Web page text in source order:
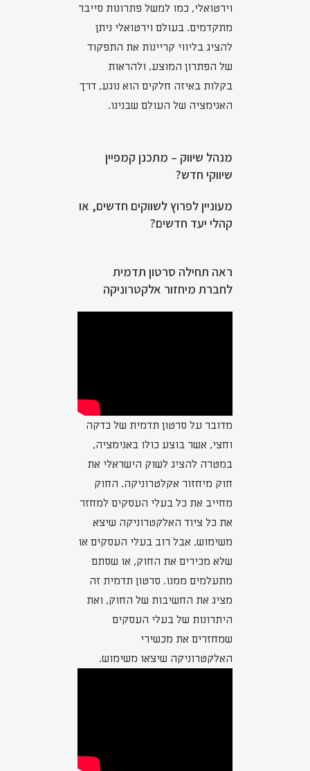
וירטואלי, כמו למשל פתרונות סייבר
מתקדמים. בעולם וירטואלי ניתן
להציג בליווי קריינות את התפקוד
של הפתרון המוצע, ולהראות
בקלות באיזה חלקים הוא נוגע, דרך
האנימציה של העולם שבנינו.
מנהל שיווק – מתכנן קמפיין
שיווקי חדש?
מעוניין לפרוץ לשווקים חדשים, או
קהלי יעד חדשים?
ראה תחילה סרטון תדמית
לחברת מיחזור אלקטרוניקה
מדובר על סרטון תדמית של כדקה
וחצי, אשר בוצע כולו באנימציה,
במטרה להציג לשוק הישראלי את
חוק מיחזור אקלטרוניקה. החוק
מחייב את כל בעלי העסקים למחזר
את כל ציוד האלקטרוניקה שיצא
משימוש, אבל רוב בעלי העסקים או
שלא מכירים את החוק, או שסתם
מתעלמים ממנו. סרטון תדמית זה
מציג את החשיבות של החוק, ואת
היתרונות של בעלי העסקים
שמחזרים את מכשירי
האלקטרוניקה שיצאו משימוש.